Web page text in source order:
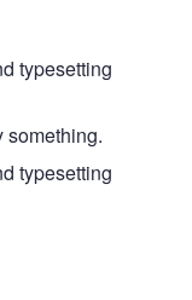
typesetting
something.
typesetting